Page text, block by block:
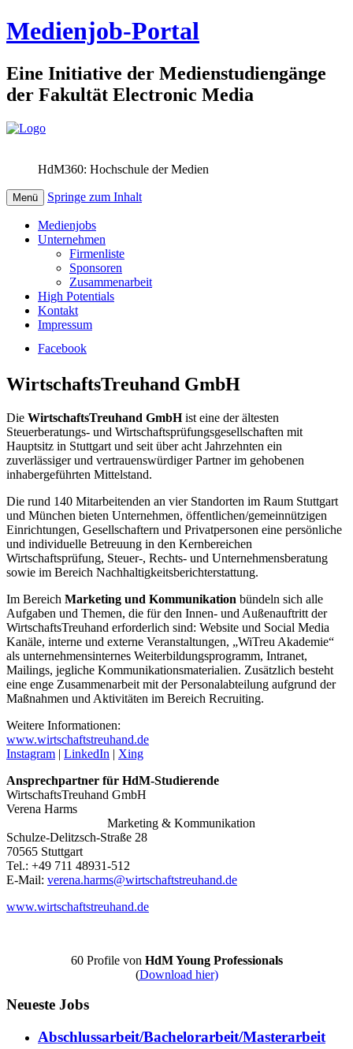
Medienjob-Portal
Eine Initiative der Medienstudiengänge
der Fakultät Electronic Media
HdM360: Hochschule der Medien
Menü Springe zum Inhalt
Medienjobs
Unternehmen
Firmenliste
Sponsoren
Zusammenarbeit
High Potentials
Kontakt
Impressum
Facebook
WirtschaftsTreuhand GmbH
Die WirtschaftsTreuhand GmbHist eine der ältesten
Steuerberatungs- und Wirtschaftsprüfungsgesellschaften mit
Hauptsitz in Stuttgart und seit über acht Jahrzehnten ein
zuverlässiger und vertrauenswürdiger Partner im gehobenen
inhabergeführten Mittelstand.
Die rund 140 Mitarbeitenden an vier Standorten im Raum Stuttgart
und München bieten Unternehmen, öffentlichen/gemeinnützigen
Einrichtungen, Gesellschaftern und Privatpersonen eine persönliche
und individuelle Betreuung in den Kernbereichen
Wirtschaftsprüfung, Steuer-, Rechts- und Unternehmensberatung
sowie im Bereich Nachhaltigkeitsberichterstattung.
Im Bereich Marketing und Kommunikation bündeln sich alle
Aufgaben und Themen, die für den Innen- und Außenauftritt der
WirtschaftsTreuhand erforderlich sind: Website und Social Media
Kanäle, interne und externe Veranstaltungen, „WiTreu Akademie“
als unternehmensinternes Weiterbildungsprogramm, Intranet,
Mailings, jegliche Kommunikationsmaterialien. Zusätzlich besteht
eine enge Zusammenarbeit mit der Personalabteilung aufgrund der
Maßnahmen und Aktivitäten im Bereich Recruiting.
Weitere Informationen:
www.wirtschaftstreuhand.de
Instagram | LinkedIn | Xing
Ansprechpartner für HdM-Studierende
WirtschaftsTreuhand GmbH
Verena Harms
Marketing & Kommunikation
Schulze-Delitzsch-Straße 28
70565 Stuttgart
Tel.: +49 711 48931-512
E-Mail: verena.harms@wirtschaftstreuhand.de
www.wirtschaftstreuhand.de
60 Profile von HdM Young Professionals
(Download hier)
Neueste Jobs
Abschlussarbeit/Bachelorarbeit/Masterarbeit